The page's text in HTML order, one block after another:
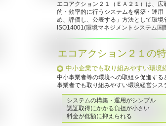
エコアクション２１（ＥＡ２１）は、
的・効率的に行うシステムを構築・運
め、評価し、公表する」方法として環
ISO14001(環境マネジメントシステム国
エコアクション２１の
中小企業でも取り組みやすい環境
中小事業者等の環境への取組を促進す
事業者でも取り組みやすい環境経営シス
システムの構築・運用がシンプル
認証取得にかかる負担が小さい
料金が低額に抑えられる